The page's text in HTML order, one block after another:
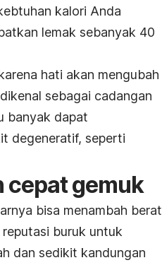
kalori Anda
lemak sebanyak 40
hati akan mengubah
sebagai cadangan
banyak dapat
degeneratif, seperti
cepat gemuk
bisa menambah berat
buruk untuk
dan sedikit kandungan